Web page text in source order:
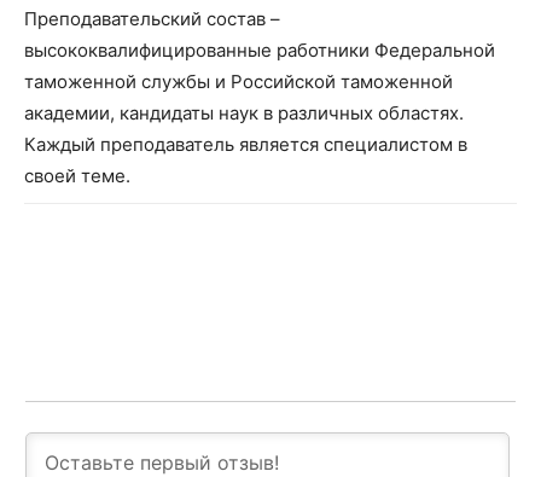
Преподавательский состав –
высококвалифицированные работники Федеральной
таможенной службы и Российской таможенной
академии, кандидаты наук в различных областях.
Каждый преподаватель является специалистом в
своей теме.